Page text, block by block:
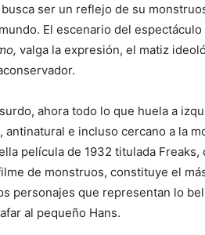
ser un reflejo de su
El escenario del
valga la expresión, el matiz
ahora todo lo que huela a
antinatural e incluso cercano a la
película de 1932 titulada
de monstruos, constituye el
personajes que representan lo
al pequeño Hans.